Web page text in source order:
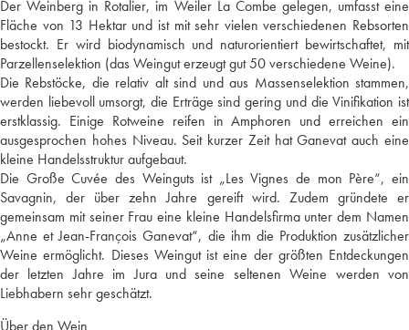
Der Weinberg in Rotalier, im Weiler La Combe gelegen, umfasst eine
Fläche von 13 Hektar und ist mit sehr vielen verschiedenen Rebsorten
bestockt. Er wird biodynamisch und naturorientiert bewirtschaftet, mit
Parzellenselektion (das Weingut erzeugt gut 50 verschiedene Weine).
Die Rebstöcke, die relativ alt sind und aus Massenselektion stammen,
werden liebevoll umsorgt, die Erträge sind gering und die Vinifikation ist
erstklassig. Einige Rotweine reifen in Amphoren und erreichen ein
ausgesprochen hohes Niveau. Seit kurzer Zeit hat Ganevat auch eine
kleine Handelsstruktur aufgebaut.
Die Große Cuvée des Weinguts ist „Les Vignes de mon Père“, ein
Savagnin, der über zehn Jahre gereift wird. Zudem gründete er
gemeinsam mit seiner Frau eine kleine Handelsfirma unter dem Namen
„Anne et Jean-François Ganevat“, die ihm die Produktion zusätzlicher
Weine ermöglicht. Dieses Weingut ist eine der größten Entdeckungen
der letzten Jahre im Jura und seine seltenen Weine werden von
Liebhabern sehr geschätzt.
Über den Wein